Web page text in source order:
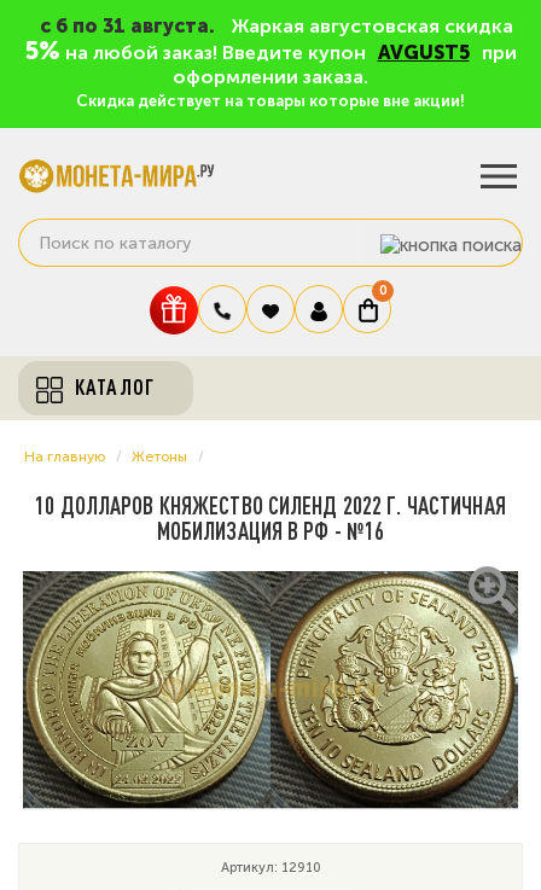
c 6 по 31 августа. Жаркая августовская скидка
5% на любой заказ! Введите купон AVGUST5
при
оформлении заказа.
Скидка действует на товары которые вне акции!
0
КАТАЛОГ
На главную Жетоны
10 ДОЛЛАРОВ КНЯЖЕСТВО СИЛЕНД 2022 Г. ЧАСТИЧНАЯ
МОБИЛИЗАЦИЯ В РФ - №16
Артикул: 12910